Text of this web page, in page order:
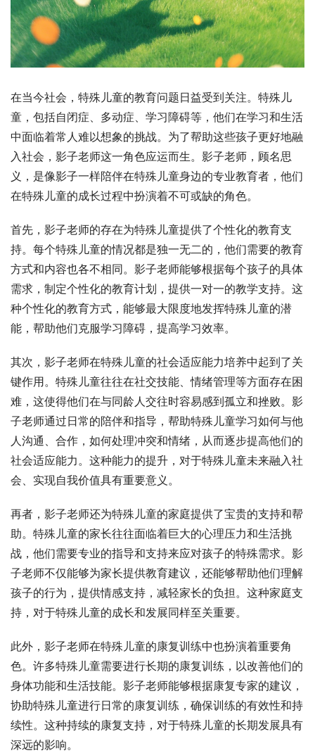
在当今社会，特殊儿童的教育问题日益受到关注。特殊儿
童，包括自闭症、多动症、学习障碍等，他们在学习和生活
中面临着常人难以想象的挑战。为了帮助这些孩子更好地融
入社会，影子老师这一角色应运而生。影子老师，顾名思
义，是像影子一样陪伴在特殊儿童身边的专业教育者，他们
在特殊儿童的成长过程中扮演着不可或缺的角色。
首先，影子老师的存在为特殊儿童提供了个性化的教育支
持。每个特殊儿童的情况都是独一无二的，他们需要的教育
方式和内容也各不相同。影子老师能够根据每个孩子的具体
需求，制定个性化的教育计划，提供一对一的教学支持。这
种个性化的教育方式，能够最大限度地发挥特殊儿童的潜
能，帮助他们克服学习障碍，提高学习效率。
其次，影子老师在特殊儿童的社会适应能力培养中起到了关
键作用。特殊儿童往往在社交技能、情绪管理等方面存在困
难，这使得他们在与同龄人交往时容易感到孤立和挫败。影
子老师通过日常的陪伴和指导，帮助特殊儿童学习如何与他
人沟通、合作，如何处理冲突和情绪，从而逐步提高他们的
社会适应能力。这种能力的提升，对于特殊儿童未来融入社
会、实现自我价值具有重要意义。
再者，影子老师还为特殊儿童的家庭提供了宝贵的支持和帮
助。特殊儿童的家长往往面临着巨大的心理压力和生活挑
战，他们需要专业的指导和支持来应对孩子的特殊需求。影
子老师不仅能够为家长提供教育建议，还能够帮助他们理解
孩子的行为，提供情感支持，减轻家长的负担。这种家庭支
持，对于特殊儿童的成长和发展同样至关重要。
此外，影子老师在特殊儿童的康复训练中也扮演着重要角
色。许多特殊儿童需要进行长期的康复训练，以改善他们的
身体功能和生活技能。影子老师能够根据康复专家的建议，
协助特殊儿童进行日常的康复训练，确保训练的有效性和持
续性。这种持续的康复支持，对于特殊儿童的长期发展具有
深远的影响。